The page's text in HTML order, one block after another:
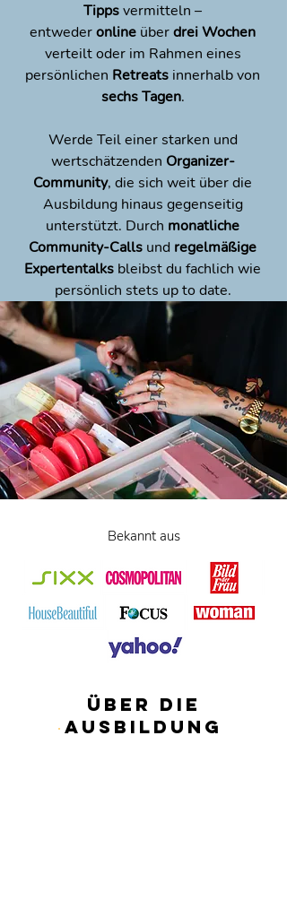
Tippsvermitteln –
entwederonline überdrei Wochen
verteilt oder im Rahmen eines
persönlichen Retreats innerhalb von
sechs Tagen.
Werde Teil einer starken und
wertschätzenden Organizer-
Community, die sich weit über die
Ausbildung hinaus gegenseitig
unterstützt. Durch monatliche
Community-Calls und regelmäßige
Expertentalks bleibst du fachlich wie
persönlich stets up to date.
Bekannt aus
Über die
Ausbildung